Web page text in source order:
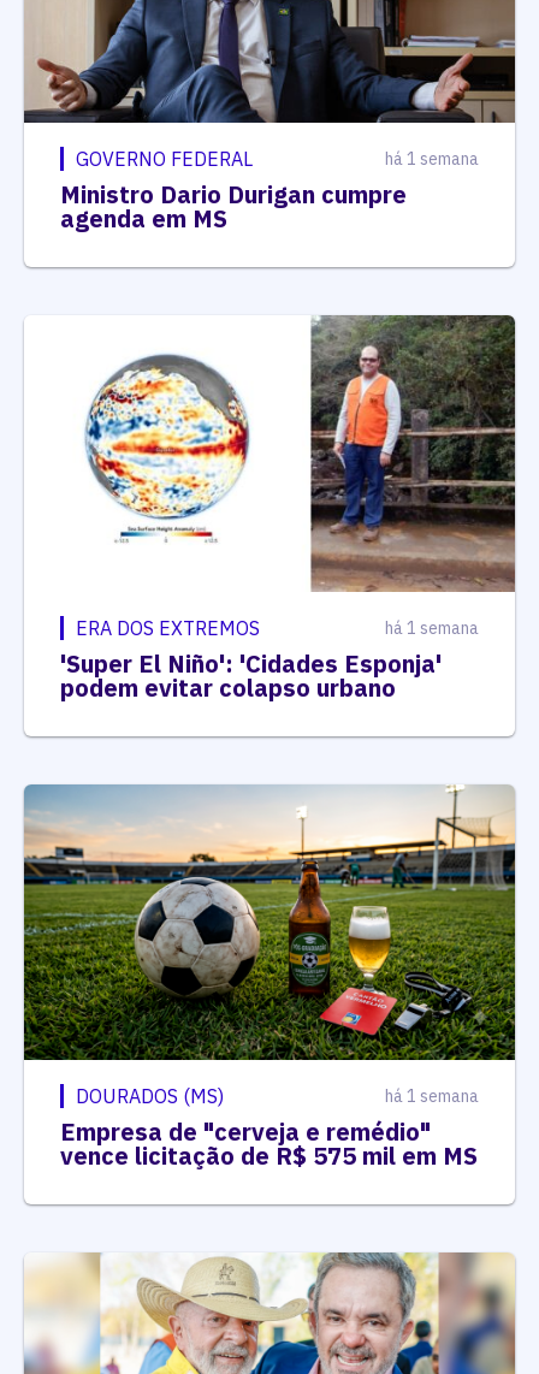
GOVERNO FEDERAL há 1 semana
Ministro Dario Durigan cumpre
agenda em MS
ERA DOS EXTREMOS há 1 semana
'Super El Niño': 'Cidades Esponja'
podem evitar colapso urbano
DOURADOS (MS) há 1 semana
Empresa de "cerveja e remédio"
vence licitação de R$ 575 mil em MS